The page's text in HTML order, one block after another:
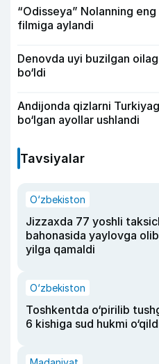
“Odisseya” Nolanning
filmiga aylandi
Denovda uyi buzilgan
bo‘ldi
Andijonda qizlarni
bo‘lgan ayollar ushlandi
Tavsiyalar
O‘zbekiston
Jizzaxda 77 yoshli
bahonasida yaylovga
yilga qamaldi
O‘zbekiston
Toshkentda o‘pirilib
6 kishiga sud hukmi